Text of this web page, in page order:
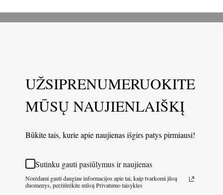
UŽSIPRENUMERUOKITE
MŪSŲ NAUJIENLAIŠKĮ
Būkite tais, kurie apie naujienas išgirs patys pirmiausi!
Sutinku gauti pasiūlymus ir naujienas
Norėdami gauti daugiau informacijos apie tai, kaip tvarkomi jūsų
duomenys, peržiūrėkite mūsų Privatumo taisykles